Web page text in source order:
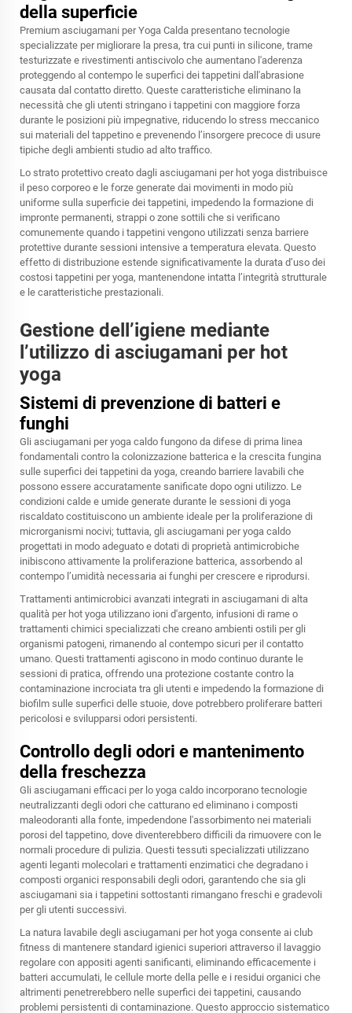
della superficie
Premium asciugamani per Yoga Calda presentano tecnologie
specializzate per migliorare la presa, tra cui punti in silicone, trame
testurizzate e rivestimenti antiscivolo che aumentano l'aderenza
proteggendo al contempo le superfici dei tappetini dall'abrasione
causata dal contatto diretto. Queste caratteristiche eliminano la
necessità che gli utenti stringano i tappetini con maggiore forza
durante le posizioni più impegnative, riducendo lo stress meccanico
sui materiali del tappetino e prevenendo l’insorgere precoce di usure
tipiche degli ambienti studio ad alto traffico.
Lo strato protettivo creato dagli asciugamani per hot yoga distribuisce
il peso corporeo e le forze generate dai movimenti in modo più
uniforme sulla superficie dei tappetini, impedendo la formazione di
impronte permanenti, strappi o zone sottili che si verificano
comunemente quando i tappetini vengono utilizzati senza barriere
protettive durante sessioni intensive a temperatura elevata. Questo
effetto di distribuzione estende significativamente la durata d’uso dei
costosi tappetini per yoga, mantenendone intatta l’integrità strutturale
e le caratteristiche prestazionali.
Gestione dell’igiene mediante
l’utilizzo di asciugamani per hot
yoga
Sistemi di prevenzione di batteri e
funghi
Gli asciugamani per yoga caldo fungono da difese di prima linea
fondamentali contro la colonizzazione batterica e la crescita fungina
sulle superfici dei tappetini da yoga, creando barriere lavabili che
possono essere accuratamente sanificate dopo ogni utilizzo. Le
condizioni calde e umide generate durante le sessioni di yoga
riscaldato costituiscono un ambiente ideale per la proliferazione di
microrganismi nocivi; tuttavia, gli asciugamani per yoga caldo
progettati in modo adeguato e dotati di proprietà antimicrobiche
inibiscono attivamente la proliferazione batterica, assorbendo al
contempo l’umidità necessaria ai funghi per crescere e riprodursi.
Trattamenti antimicrobici avanzati integrati in asciugamani di alta
qualità per hot yoga utilizzano ioni d'argento, infusioni di rame o
trattamenti chimici specializzati che creano ambienti ostili per gli
organismi patogeni, rimanendo al contempo sicuri per il contatto
umano. Questi trattamenti agiscono in modo continuo durante le
sessioni di pratica, offrendo una protezione costante contro la
contaminazione incrociata tra gli utenti e impedendo la formazione di
biofilm sulle superfici delle stuoie, dove potrebbero proliferare batteri
pericolosi e svilupparsi odori persistenti.
Controllo degli odori e mantenimento
della freschezza
Gli asciugamani efficaci per lo yoga caldo incorporano tecnologie
neutralizzanti degli odori che catturano ed eliminano i composti
maleodoranti alla fonte, impedendone l'assorbimento nei materiali
porosi del tappetino, dove diventerebbero difficili da rimuovere con le
normali procedure di pulizia. Questi tessuti specializzati utilizzano
agenti leganti molecolari e trattamenti enzimatici che degradano i
composti organici responsabili degli odori, garantendo che sia gli
asciugamani sia i tappetini sottostanti rimangano freschi e gradevoli
per gli utenti successivi.
La natura lavabile degli asciugamani per hot yoga consente ai club
fitness di mantenere standard igienici superiori attraverso il lavaggio
regolare con appositi agenti sanificanti, eliminando efficacemente i
batteri accumulati, le cellule morte della pelle e i residui organici che
altrimenti penetrerebbero nelle superfici dei tappetini, causando
problemi persistenti di contaminazione. Questo approccio sistematico